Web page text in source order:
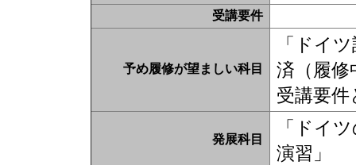
受講要件
予め履修が望ましい科目
「ドイ
済（履
受講要
発展科目
「ドイ
演習」